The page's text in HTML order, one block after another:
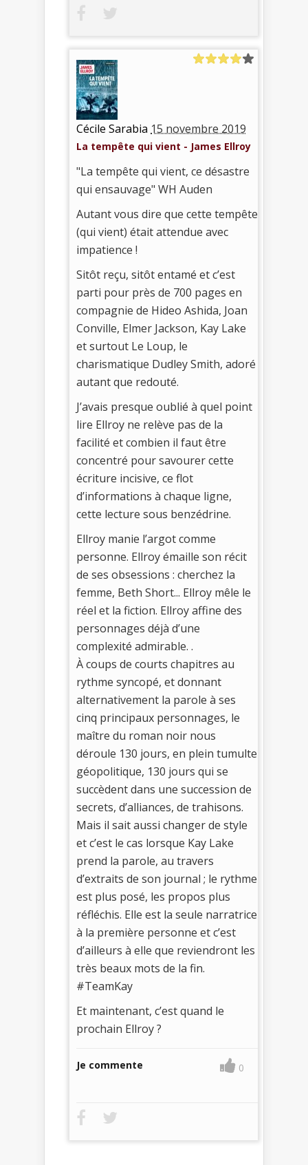
Cécile Sarabia 15 novembre 2019
La tempête qui vient - James Ellroy
"La tempête qui vient, ce désastre
qui ensauvage" WH Auden
Autant vous dire que cette tempête
(qui vient) était attendue avec
impatience !
Sitôt reçu, sitôt entamé et c’est
parti pour près de 700 pages en
compagnie de Hideo Ashida, Joan
Conville, Elmer Jackson, Kay Lake
et surtout Le Loup, le
charismatique Dudley Smith, adoré
autant que redouté.
J’avais presque oublié à quel point
lire Ellroy ne relève pas de la
facilité et combien il faut être
concentré pour savourer cette
écriture incisive, ce flot
d’informations à chaque ligne,
cette lecture sous benzédrine.
Ellroy manie l’argot comme
personne. Ellroy émaille son récit
de ses obsessions : cherchez la
femme, Beth Short... Ellroy mêle le
réel et la fiction. Ellroy affine des
personnages déjà d’une
complexité admirable. .
À coups de courts chapitres au
rythme syncopé, et donnant
alternativement la parole à ses
cinq principaux personnages, le
maître du roman noir nous
déroule 130 jours, en plein tumulte
géopolitique, 130 jours qui se
succèdent dans une succession de
secrets, d’alliances, de trahisons.
Mais il sait aussi changer de style
et c’est le cas lorsque Kay Lake
prend la parole, au travers
d’extraits de son journal ; le rythme
est plus posé, les propos plus
réfléchis. Elle est la seule narratrice
à la première personne et c’est
d’ailleurs à elle que reviendront les
très beaux mots de la fin.
#TeamKay
Et maintenant, c’est quand le
prochain Ellroy ?
Je commente 0